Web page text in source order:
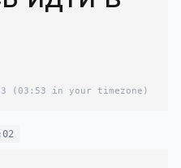
(03:53 in your timezone)